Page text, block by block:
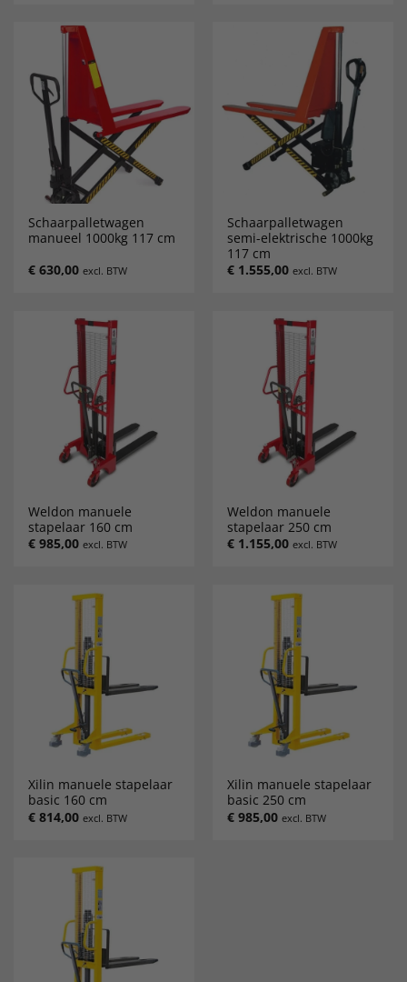
Schaarpalletwagen
manueel 1000kg 117 cm
€ 630,00 excl. BTW
Schaarpalletwagen
semi-elektrische 1000kg
117 cm
€ 1.555,00 excl. BTW
Weldon manuele
stapelaar 160 cm
€ 985,00 excl. BTW
Weldon manuele
stapelaar 250 cm
€ 1.155,00 excl. BTW
Xilin manuele stapelaar
basic 160 cm
€ 814,00 excl. BTW
Xilin manuele stapelaar
basic 250 cm
€ 985,00 excl. BTW